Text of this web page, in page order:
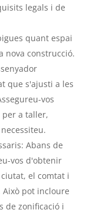
legals i de
quant espai
nova construcció.
que s'ajusti a les
vos
a taller,
Abans de
vos d'obtenir
el comtat i
pot incloure
de zonificació i